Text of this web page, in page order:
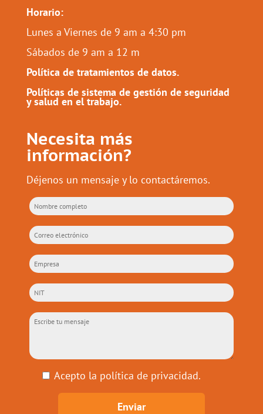
Horario:
Lunes a Viernes de 9 am a 4:30 pm
Sábados de 9 am a 12 m
Política de tratamientos de datos.
Políticas de sistema de gestión de seguridad
y salud en el trabajo.
Necesita más
información?
Déjenos un mensaje y lo contactáremos.
Acepto la política de privacidad.